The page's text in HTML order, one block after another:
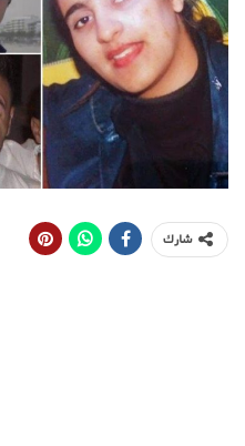
شارك